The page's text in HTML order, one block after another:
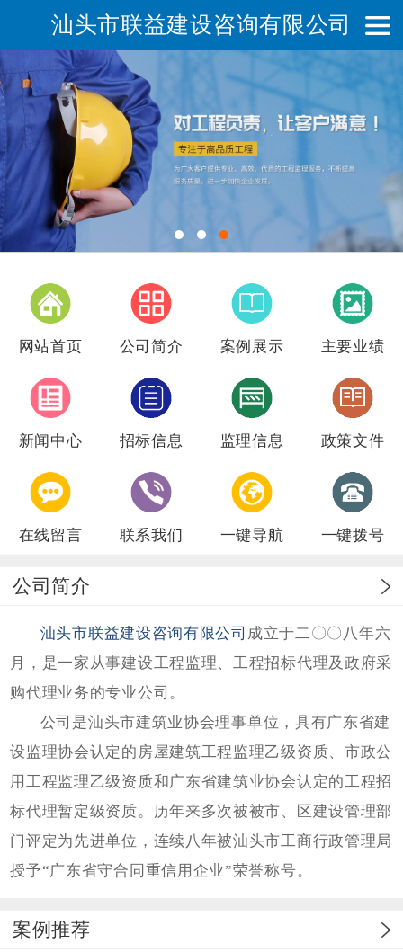
汕头市联益建设咨询有限公司
网站首页 公司简介 案例展示 主要业绩
新闻中心 招标信息 监理信息 政策文件
在线留言 联系我们 一键导航 一键拨号
公司简介
汕头市联益建设咨询有限公司 成立于二〇〇八年六
月，是一家从事建设工程监理、工程招标代理及政府采
购代理业务的专业公司。
公司是汕头市建筑业协会理事单位，具有广东省建
设监理协会认定的房屋建筑工程监理乙级资质、市政公
用工程监理乙级资质和广东省建筑业协会认定的工程招
标代理暂定级资质。历年来多次被被市、区建设管理部
门评定为先进单位，连续八年被汕头市工商行政管理局
授予“广东省守合同重信用企业”荣誉称号。
案例推荐